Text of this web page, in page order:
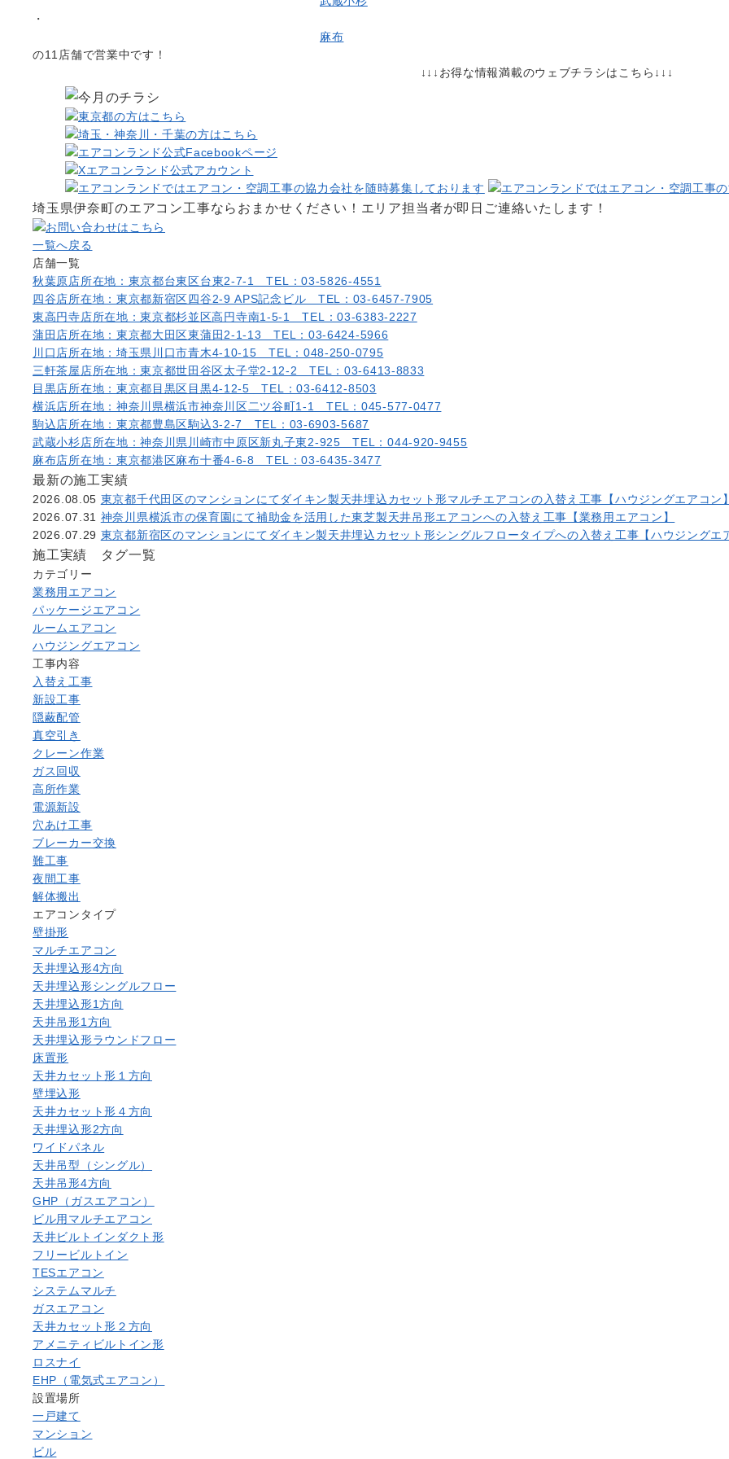
・
麻布
の11店舗で営業中です！
↓↓↓お得な情報満載のウェブチラシはこちら↓↓↓
埼玉県伊奈町のエアコン工事ならおまかせください！ エリア担当者が即日ご連絡いたします！
一覧へ戻る
店舗一覧
秋葉原店所在地：東京都台東区台東2-7-1 TEL：03-5826-4551
四谷店所在地：東京都新宿区四谷2-9 APS記念ビル TEL：03-6457-7905
東高円寺店所在地：東京都杉並区高円寺南1-5-1 TEL：03-6383-2227
蒲田店所在地：東京都大田区東蒲田2-1-13 TEL：03-6424-5966
川口店所在地：埼玉県川口市青木4-10-15 TEL：048-250-0795
三軒茶屋店所在地：東京都世田谷区太子堂2-12-2 TEL：03-6413-8833
目黒店所在地：東京都目黒区目黒4-12-5 TEL：03-6412-8503
横浜店所在地：神奈川県横浜市神奈川区二ツ谷町1-1 TEL：045-577-0477
駒込店所在地：東京都豊島区駒込3-2-7 TEL：03-6903-5687
武蔵小杉店所在地：神奈川県川崎市中原区新丸子東2-925 TEL：044-920-9455
麻布店所在地：東京都港区麻布十番4-6-8 TEL：03-6435-3477
最新の施工実績
2026.08.05 東京都千代田区のマンションにてダイキン製天井埋込カセット形マルチエアコンの入替え工事【ハウジングエアコン】
2026.07.31 神奈川県横浜市の保育園にて補助金を活用した東芝製天井吊形エアコンへの入替え工事【業務用エアコン】
2026.07.29 東京都新宿区のマンションにてダイキン製天井埋込カセット形シングルフロータイプへの入替え工事【ハウジングエ
施工実績 タグ一覧
カテゴリー
業務用エアコン
パッケージエアコン
ルームエアコン
ハウジングエアコン
工事内容
入替え工事
新設工事
隠蔽配管
真空引き
クレーン作業
ガス回収
高所作業
電源新設
穴あけ工事
ブレーカー交換
難工事
夜間工事
解体搬出
エアコンタイプ
壁掛形
マルチエアコン
天井埋込形4方向
天井埋込形シングルフロー
天井埋込形1方向
天井吊形1方向
天井埋込形ラウンドフロー
床置形
天井カセット形１方向
壁埋込形
天井カセット形４方向
天井埋込形2方向
ワイドパネル
天井吊型（シングル）
天井吊形4方向
GHP（ガスエアコン）
ビル用マルチエアコン
天井ビルトインダクト形
フリービルトイン
TESエアコン
システムマルチ
ガスエアコン
天井カセット形２方向
アメニティビルトイン形
ロスナイ
EHP（電気式エアコン）
設置場所
一戸建て
マンション
ビル